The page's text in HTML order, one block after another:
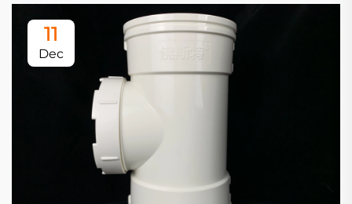
11
Dec